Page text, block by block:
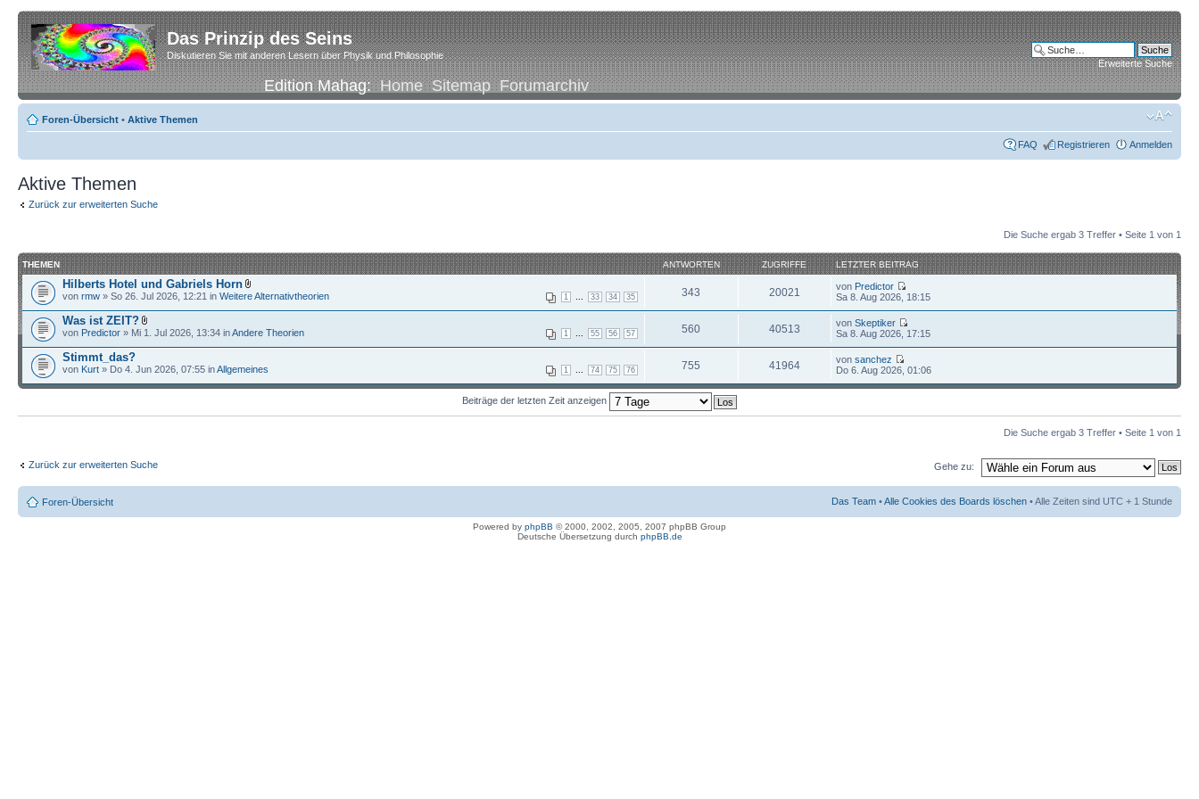
Das Prinzip des Seins
Diskutieren Sie mit anderen Lesern über Physik und Philosophie
Edition Mahag:Home Sitemap Forumarchiv
Erweiterte Suche
Foren-Übersicht • Aktive Themen
FAQ Registrieren Anmelden
Aktive Themen
Zurück zur erweiterten Suche
Die Suche ergab 3 Treffer • Seite 1 von 1
THEMEN ANTWORTEN ZUGRIFFE LETZTER BEITRAG
Hilberts Hotel und Gabriels Horn
1 33 34 35
von rmw » So 26. Jul 2026, 12:21 in Weitere Alternativtheorien 343 20021 von Predictor
Sa 8. Aug 2026, 18:15
Was ist ZEIT?
1 55 56 57
von Predictor » Mi 1. Jul 2026, 13:34 inAndere Theorien 560 40513 vonSkeptiker
Sa 8. Aug 2026, 17:15
Stimmt_das?
1 74 75 76
von Kurt » Do 4. Jun 2026, 07:55 inAllgemeines 755 41964 vonsanchez
Do 6. Aug 2026, 01:06
Beiträge der letzten Zeit anzeigen
Die Suche ergab 3 Treffer • Seite 1 von 1
Zurück zur erweiterten Suche Gehe zu:
Foren-Übersicht Das Team •Alle Cookies des Boards löschen • Alle Zeiten sind UTC + 1 Stunde
Powered by phpBB © 2000, 2002, 2005, 2007 phpBB Group
Deutsche Übersetzung durch phpBB.de